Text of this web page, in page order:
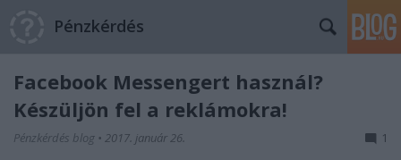
Pénzkérdés
Facebook Messengert használ?
Készüljön fel a reklámokra!
Pénzkérdés blog • 2017. január 26. 1